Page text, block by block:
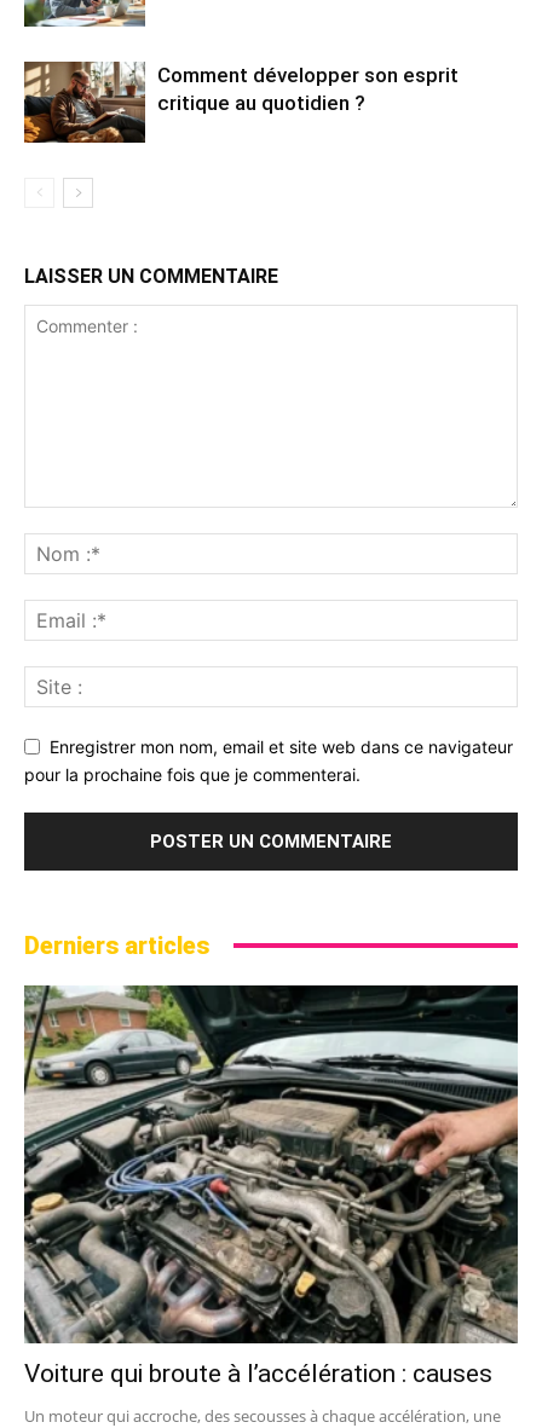
Comment développer son esprit
critique au quotidien ?
LAISSER UN COMMENTAIRE
Enregistrer mon nom, email et site web dans ce navigateur
pour la prochaine fois que je commenterai.
Derniers articles
Voiture qui broute à l’accélération : causes
Un moteur qui accroche, des secousses à chaque accélération, une